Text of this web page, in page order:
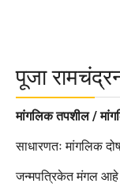
पूजा
मांगलिक तपशील /
साधारणतः मांगलिक
जन्मपत्रिकेत मंगल आहे